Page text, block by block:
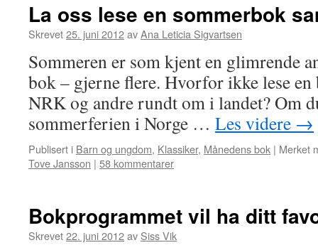
La oss lese en sommerbok
Skrevet25. juni 2012avAna Leticia Sigvartsen
Sommeren er som kjent en glimrende
bok – gjerne flere. Hvorfor ikke lese en
NRK og andre rundt om i landet? Om
sommerferien i Norge … Les videre →
Publisert i Barn og ungdom, Klassiker, Månedens bok | Merket
Tove Jansson | 58 kommentarer
Bokprogrammet vil ha ditt
Skrevet22. juni 2012av Siss Vik